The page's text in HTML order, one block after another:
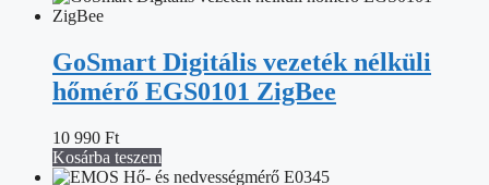
GoSmart Digitális vezeték nélküli
hőmérő EGS0101 ZigBee
10 990 Ft
Kosárba teszem